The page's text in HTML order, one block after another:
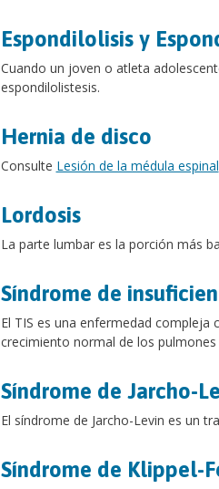
Espondilolisis y
Cuando un joven o atleta
espondilolistesis.
Hernia de disco
Consulte Lesión de la médula espinal
Lordosis
La parte lumbar es la porción más
Síndrome de
El TIS es una enfermedad
crecimiento normal de los pulmones
Síndrome de Jarcho-
El síndrome de Jarcho-Levin es un
Síndrome de Klippel-